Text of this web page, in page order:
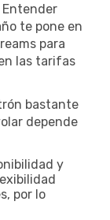
Entender
te pone en
para
las tarifas
bastante
depende
y
por lo